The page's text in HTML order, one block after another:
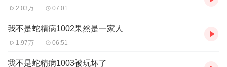
2.03万 07:01
我不是蛇精病1002果然是一家人
1.97万 06:51
我不是蛇精病1003被玩坏了